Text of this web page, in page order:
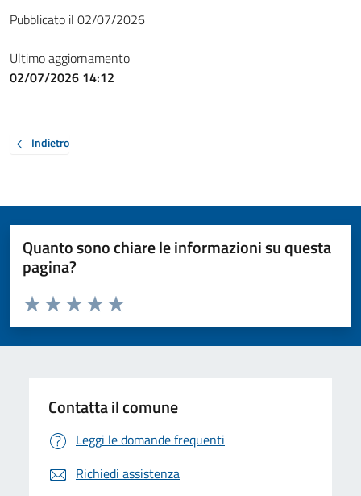
Pubblicato il 02/07/2026
Ultimo aggiornamento
02/07/2026 14:12
Indietro
Quanto sono chiare le informazioni su questa
pagina?
Valuta da 1 a 5 stelle la pagina
Valuta 5 stelle su 5
Valuta 4 stelle su 5
Valuta 3 stelle su 5
Valuta 2 stelle su 5
Valuta 1 stelle su 5
Contatta il comune
Leggi le domande frequenti
Richiedi assistenza